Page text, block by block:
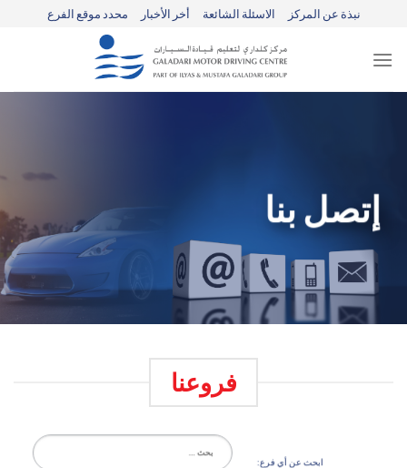
content
نبذة عن المركز الاسئلة الشائعة أخر الأخبار محدد موقع الفرع
إتصل بنا
فروعنا
ابحث عن أي فرع:
البحث
عن: